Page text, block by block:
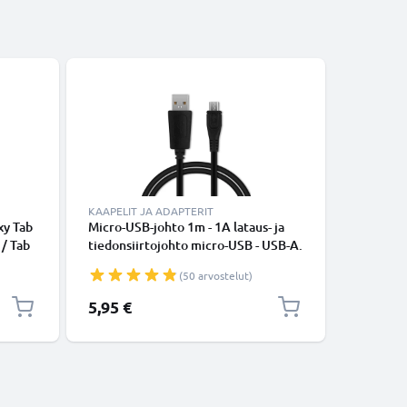
Tab
Tab
KAAPELIT JA ADAPTERIT
Micro-USB-johto 1m - 1A lataus- ja
tiedonsiirtojohto micro-USB - USB-A.
(50 arvostelut)
5,95 €